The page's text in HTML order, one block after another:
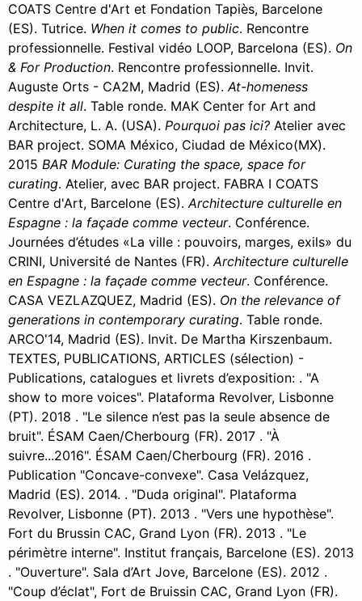
COATS Centre d'Art et Fondation Tapiès, Barcelone
(ES). Tutrice. When it comes to public. Rencontre
professionnelle. Festival vidéo LOOP, Barcelona (ES). On
& For Production. Rencontre professionnelle. Invit.
Auguste Orts - CA2M, Madrid (ES).At-homeness
despite it all. Table ronde. MAK Center for Art and
Architecture, L. A. (USA). Pourquoi pas ici? Atelier avec
BAR project. SOMA México, Ciudad de México(MX).
2015 BAR Module: Curating the space, space for
curating. Atelier, avec BAR project. FABRA I COATS
Centre d'Art, Barcelone (ES).Architecture culturelle en
Espagne : la façade comme vecteur. Conférence.
Journées d’études «La ville : pouvoirs, marges, exils» du
CRINI, Université de Nantes (FR).Architecture culturelle
en Espagne : la façade comme vecteur. Conférence.
CASA VEZLAZQUEZ, Madrid (ES). On the relevance of
generations in contemporary curating. Table ronde.
ARCO'14, Madrid (ES). Invit. De Martha Kirszenbaum.
TEXTES, PUBLICATIONS, ARTICLES (sélection) -
Publications, catalogues et livrets d’exposition: . "A
show to more voices". Plataforma Revolver, Lisbonne
(PT). 2018 . "Le silence n’est pas la seule absence de
bruit". ÉSAM Caen/Cherbourg (FR). 2017 . "À
suivre...2016". ÉSAM Caen/Cherbourg (FR). 2016 .
Publication "Concave-convexe". Casa Velázquez,
Madrid (ES). 2014. . "Duda original". Plataforma
Revolver, Lisbonne (PT). 2013 . "Vers une hypothèse".
Fort du Brussin CAC, Grand Lyon (FR). 2013 . "Le
périmètre interne". Institut français, Barcelone (ES). 2013
. "Ouverture". Sala d’Art Jove, Barcelone (ES). 2012 .
"Coup d’éclat", Fort de Bruissin CAC, Grand Lyon (FR).